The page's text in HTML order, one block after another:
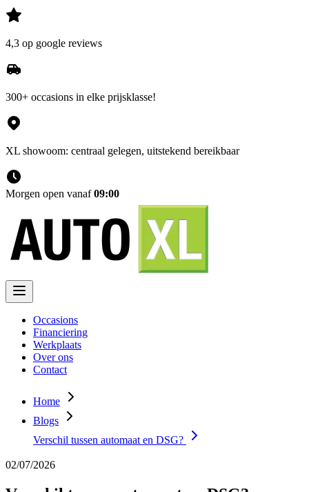
4,3 op google reviews
300+ occasions in elke prijsklasse!
XL showoom: centraal gelegen, uitstekend bereikbaar
Morgen open vanaf09:00
Occasions
Financiering
Werkplaats
Over ons
Contact
Home
Blogs
Verschil tussen automaat en DSG?
02/07/2026